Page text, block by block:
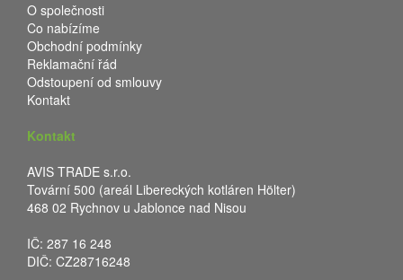
O společnosti
Co nabízíme
Obchodní podmínky
Reklamační řád
Odstoupení od smlouvy
Kontakt
Kontakt
AVIS TRADE s.r.o.
Tovární 500 (areál Libereckých kotláren Hölter)
468 02 Rychnov u Jablonce nad Nisou
IČ: 287 16 248
DIČ: CZ28716248